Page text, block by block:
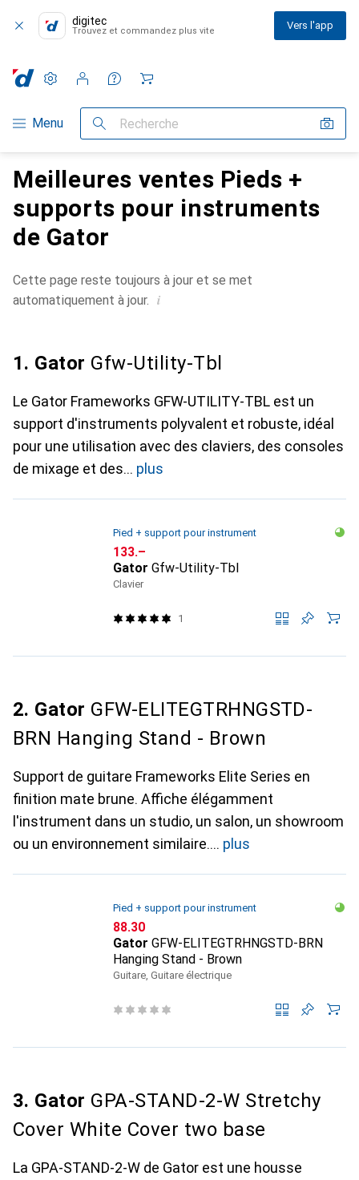
digitec
Trouvez et commandez plus vite Vers l'app
Navigation par catégorie
Menu Recherche
Paramètres
Compte client
Listes de comparaison
Listes d'envies
Panier
Meilleures ventes Pieds +
supports pour instruments
de Gator
Cette page reste toujours à jour et se met
automatiquement à jour. i
1. Gator Gfw-Utility-Tbl
Le Gator Frameworks GFW-UTILITY-TBL est un
support d'instruments polyvalent et robuste, idéal
pour une utilisation avec des claviers, des consoles
de mixage et des
plus
Pied + support pour instrument
CHF
133.–
Gator Gfw-Utility-Tbl
Clavier
1
2. Gator GFW-ELITEGTRHNGSTD-
BRN Hanging Stand - Brown
Support de guitare Frameworks Elite Series en
finition mate brune. Affiche élégamment
l'instrument dans un studio, un salon, un showroom
ou un environnement similaire.
plus
Pied + support pour instrument
CHF
88.30
Gator GFW-ELITEGTRHNGSTD-BRN
Hanging Stand - Brown
Guitare, Guitare électrique
3. Gator GPA-STAND-2-W Stretchy
Cover White Cover two base
La GPA-STAND-2-W de Gator est une housse